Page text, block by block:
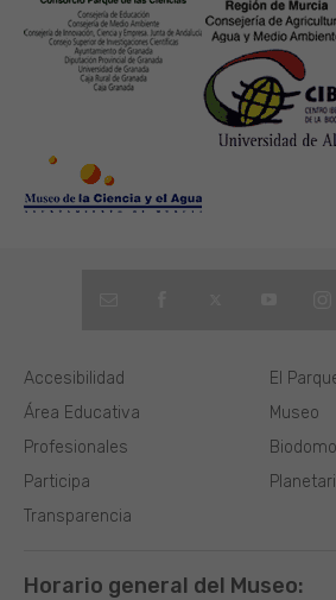
El
Museo
Biodomo
Área Educativa
Profesionales
Participa
Transparencia
Accesibilidad
Horario general del Museo: